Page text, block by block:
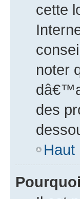
cette
noter
des
Haut